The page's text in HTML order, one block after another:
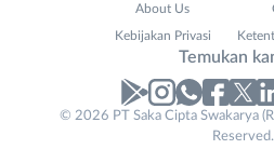
No. Telp /
About Us
Kebijakan Privasi
Temukan
© 2026 PT Saka Cipta Swakarya
Reserved.